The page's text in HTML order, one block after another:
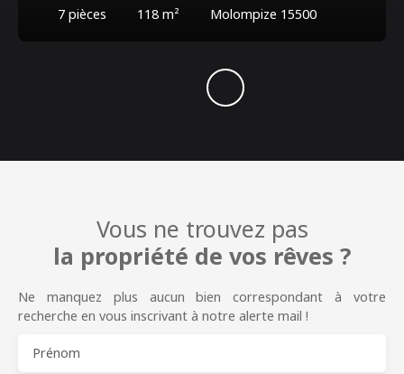
7 pièces 118 m² Molompize 15500
Vous ne trouvez pas
la propriété de vos rêves ?
Ne manquez plus aucun bien correspondant à votre
recherche en vous inscrivant à notre alerte mail !
Prénom